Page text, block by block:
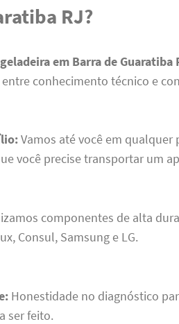
RJ?
em Barra de Guaratiba
conhecimento técnico e
Vamos até você em qualquer
você precise transportar um
componentes de alta
Consul, Samsung e LG.
Honestidade no diagnóstico
ser feito.